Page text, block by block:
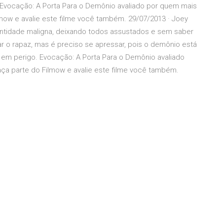
A Porta Para o Demônio avaliado por quem mais
e avalie este filme você também. 29/07/2013 · Joey
maligna, deixando todos assustados e sem saber
o rapaz, mas é preciso se apressar, pois o demônio está
perigo. Evocação: A Porta Para o Demônio avaliado
parte do Filmow e avalie este filme você também.